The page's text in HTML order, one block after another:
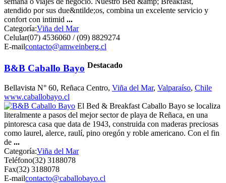
atendido por sus due&ntilde;os, combina un excelente servicio y
confort con intimid ...
Categoría:Viña del Mar
Celular(07) 4536060 / (09) 8829274
E-mailcontacto@amweinberg.cl
B&B Caballo Bayo Destacado
Bellavista N° 60, Reñaca Centro, Viña del Mar, Valparaíso, Chile
www.caballobayo.cl
El Bed & Breakfast Caballo Bayo se localiza
literalmente a pasos del mejor sector de playa de Reñaca, en una
pintoresca casa que data de 1943, construida con maderas preciosas
como laurel, alerce, raulí, pino oregón y roble americano. Con el fin
de ...
Categoría:Viña del Mar
Teléfono(32) 3188078
Fax(32) 3188078
E-mailcontacto@caballobayo.cl